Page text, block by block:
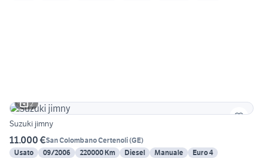
2
Suzuki jimny
11.000 €San Colombano Certenoli(GE)
Usato
09/2006 220000 Km Diesel Manuale Euro 4